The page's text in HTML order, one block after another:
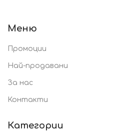
Меню
Промоции
Най-продавани
За нас
Контакти
Категории